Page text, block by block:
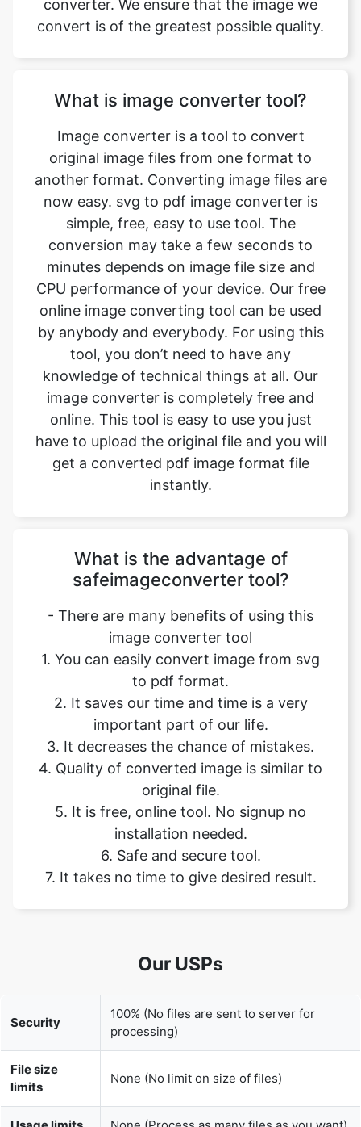
What is image converter tool?
original image files from one format to
another format. Converting image files are
now easy. svg to pdf image converter is
simple, free, easy to use tool. The
conversion may take a few seconds to
minutes depends on image file size and
CPU performance of your device. Our free
online image converting tool can be used
by anybody and everybody. For using this
tool, you don’t need to have any
knowledge of technical things at all. Our
image converter is completely free and
online. This tool is easy to use you just
have to upload the original file and you will
get a converted pdf image format file
instantly.
What is the advantage of
- There are many benefits of using this
image converter tool
1. You can easily convert image from svg
to pdf format.
2. It saves our time and time is a very
important part of our life.
3. It decreases the chance of mistakes.
4. Quality of converted image is similar to
original file.
5. It is free, online tool. No signup no
installation needed.
6. Safe and secure tool.
7. It takes no time to give desired result.
processing)
limits
None (No limit on size of files)